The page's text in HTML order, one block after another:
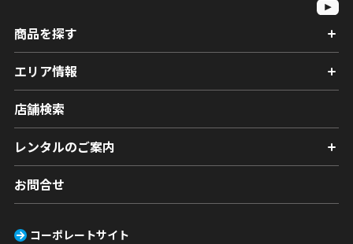
商品を探す
エリア情報
店舗検索
レンタルのご案内
お問合せ
コーポレートサイト